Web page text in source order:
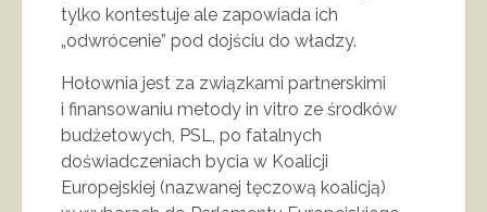
tylko kontestuje ale zapowiada ich
„odwrócenie” pod dojściu do władzy.
Hołownia jest za związkami partnerskimi
i finansowaniu metody in vitro ze środków
budżetowych, PSL, po fatalnych
doświadczeniach bycia w Koalicji
Europejskiej (nazwanej tęczową koalicją)